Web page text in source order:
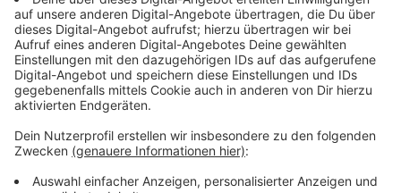
In den letzten Wochen wurden die großen
Stahlbauteile über Schwertransporter und Schiffe
angeliefert und vor Ort zusammengeschweißt. Mehr
als 1.000 Tonnen Stahl wurden dabei verarbeitet. Ab
Februar werden sie laut Autobahn GmbH in ihre
Außerdem stehen auch wieder Eingriffe in die
Giftmülldeponie im Bereich des Westrings auf dem
Plan. Dafür wird laut den Verantwortlichen wieder eine